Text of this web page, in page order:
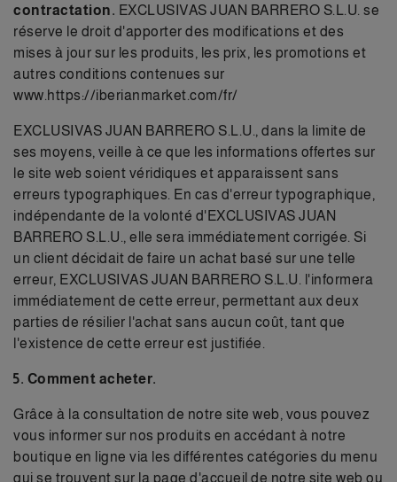
contractation. EXCLUSIVAS JUAN BARRERO S.L.U. se
réserve le droit d'apporter des modifications et des
mises à jour sur les produits, les prix, les promotions et
autres conditions contenues sur
www.https://iberianmarket.com/fr/
EXCLUSIVAS JUAN BARRERO S.L.U., dans la limite de
ses moyens, veille à ce que les informations offertes sur
le site web soient véridiques et apparaissent sans
erreurs typographiques. En cas d'erreur typographique,
indépendante de la volonté d'EXCLUSIVAS JUAN
BARRERO S.L.U., elle sera immédiatement corrigée. Si
un client décidait de faire un achat basé sur une telle
erreur, EXCLUSIVAS JUAN BARRERO S.L.U. l'informera
immédiatement de cette erreur, permettant aux deux
parties de résilier l'achat sans aucun coût, tant que
l'existence de cette erreur est justifiée.
5. Comment acheter.
Grâce à la consultation de notre site web, vous pouvez
vous informer sur nos produits en accédant à notre
boutique en ligne via les différentes catégories du menu
qui se trouvent sur la page d'accueil de notre site web ou